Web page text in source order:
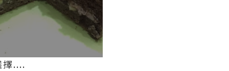
擇....